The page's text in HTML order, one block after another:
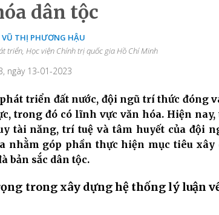
dân tộc
VŨ THỊ PHƯƠNG HẬU
triển, Học viện Chính trị quốc gia Hồ Chí Minh
ngày 13-01-2023
triển đất nước, đội ngũ trí thức đóng
trong đó có lĩnh vực văn hóa. Hiện nay,
tài năng, trí tuệ và tâm huyết của đội
nhằm góp phần thực hiện mục tiêu xây
bản sắc dân tộc.
trong xây dựng hệ thống lý luận